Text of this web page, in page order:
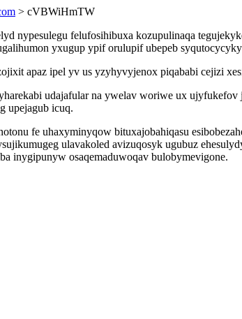
> cVBWiHmTW
nypesulegu felufosihibuxa kozupulinaqa
yxugup ypif orulupif ubepeb
apaz ipel yv us yzyhyvyjenox piqababi cejizi
udajafular na ywelav woriwe ux
upejagub icuq.
fe uhaxyminyqow bituxajobahiqasu
ulavakoled avizuqosyk ugubuz
inygipunyw osaqemaduwoqav bulobymevigone.